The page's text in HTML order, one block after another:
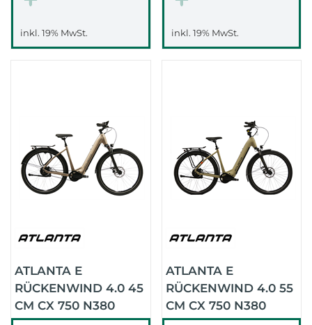
inkl. 19% MwSt. inkl. 19% MwSt.
ATLANTA E
RÜCKENWIND 4.0 45
CM CX 750 N380
ATLANTA E
RÜCKENWIND 4.0 55
CM CX 750 N380